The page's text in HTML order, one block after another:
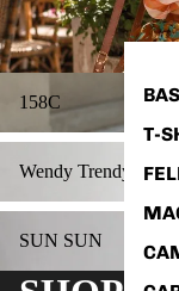
T-
158C
Wendy Trendy
SUN SUN